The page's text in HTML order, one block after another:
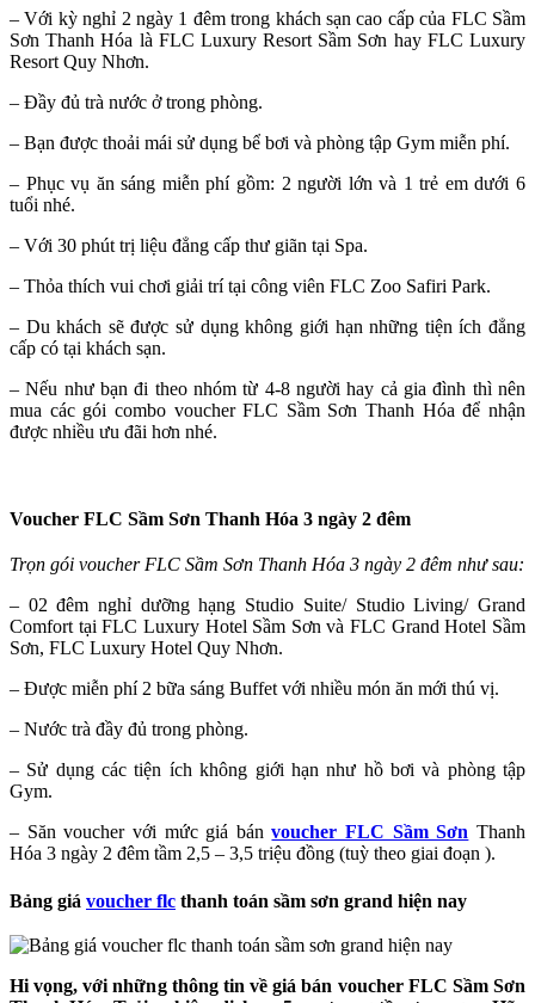
– Với kỳ nghỉ 2 ngày 1 đêm trong khách sạn cao cấp của FLC Sầm
Sơn Thanh Hóa là FLC Luxury Resort Sầm Sơn hay FLC Luxury
Resort Quy Nhơn.
– Đầy đủ trà nước ở trong phòng.
– Bạn được thoải mái sử dụng bể bơi và phòng tập Gym miễn phí.
– Phục vụ ăn sáng miễn phí gồm: 2 người lớn và 1 trẻ em dưới 6
tuổi nhé.
– Với 30 phút trị liệu đẳng cấp thư giãn tại Spa.
– Thỏa thích vui chơi giải trí tại công viên FLC Zoo Safiri Park.
– Du khách sẽ được sử dụng không giới hạn những tiện ích đẳng
cấp có tại khách sạn.
– Nếu như bạn đi theo nhóm từ 4-8 người hay cả gia đình thì nên
mua các gói combo voucher FLC Sầm Sơn Thanh Hóa để nhận
được nhiều ưu đãi hơn nhé.
Voucher FLC Sầm Sơn Thanh Hóa 3 ngày 2 đêm
Trọn gói voucher FLC Sầm Sơn Thanh Hóa 3 ngày 2 đêm như sau:
– 02 đêm nghỉ dưỡng hạng Studio Suite/ Studio Living/ Grand
Comfort tại FLC Luxury Hotel Sầm Sơn và FLC Grand Hotel Sầm
Sơn, FLC Luxury Hotel Quy Nhơn.
– Được miễn phí 2 bữa sáng Buffet với nhiều món ăn mới thú vị.
– Nước trà đầy đủ trong phòng.
– Sử dụng các tiện ích không giới hạn như hồ bơi và phòng tập
Gym.
– Săn voucher với mức giá bánvoucher FLC Sầm Sơn Thanh
Hóa 3 ngày 2 đêm tầm 2,5 – 3,5 triệu đồng (tuỳ theo giai đoạn ).
Bảng giá voucher flc thanh toán sầm sơn grand hiện nay
Hi vọng, với những thông tin về giá bán voucher FLC Sầm Sơn